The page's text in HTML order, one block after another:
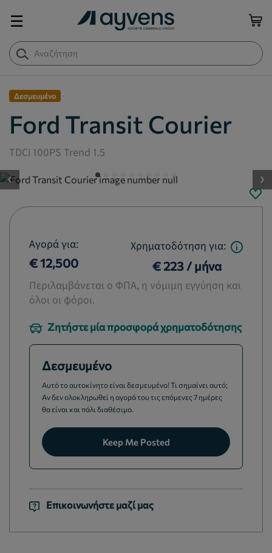
☰
Δεσμευμένο
Ford Transit Courier
TDCi 100PS Trend 1.5
button.previous
Αγορά για:
€ 12,500
Χρηματοδότηση για:
€ 223 / μήνα
Περιλαμβάνεται ο ΦΠΑ, η νόμιμη εγγύηση και
όλοι οι φόροι.
Ζητήστε μία προσφορά χρηματοδότησης
Δεσμευμένο
Αυτό το αυτοκίνητο είναι δεσμευμένο! Τι σημαίνει αυτό;
Αν δεν ολοκληρωθεί η αγορά του τις επόμενες 7 ημέρες
θα είναι και πάλι διαθέσιμο.
Keep Me Posted
Επικοινωνήστε μαζί μας